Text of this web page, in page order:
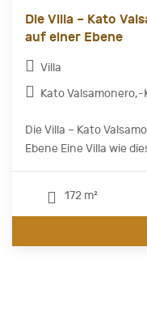
Die Villa – Kato
auf einer Ebene
Villa
Kato
Die Villa – Kato
Ebene Eine Villa wie
172 m²